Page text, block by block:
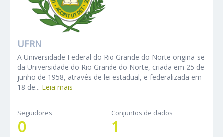
UFRN
A Universidade Federal do Rio Grande do Norte origina-se
da Universidade do Rio Grande do Norte, criada em 25 de
junho de 1958, através de lei estadual, e federalizada em
18 de... Leia mais
Seguidores
0
Conjuntos de dados
1